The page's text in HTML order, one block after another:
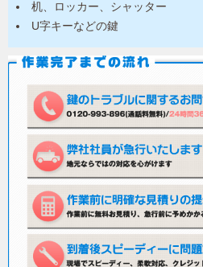
机、ロッカー、シャッター
U字キーなどの鍵